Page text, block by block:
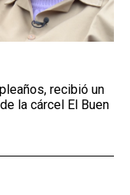
recibió un
la cárcel El Buen